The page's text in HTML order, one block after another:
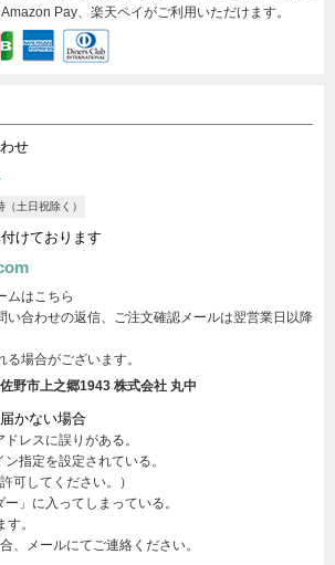
Pay、楽天ペイがご利用いただけます。
せ
土日祝除く）
けております
ムはこちら
い合わせの返信、ご注文確認メールは翌営業日以降
場合がございます。
野市上之郷1943 株式会社 丸中
かない場合
レスに誤りがある。
指定を設定されている。
可してください。）
」に入ってしまっている。
。
、メールにてご連絡ください。